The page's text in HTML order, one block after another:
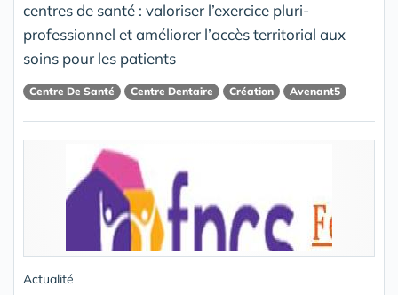
centres de santé : valoriser l’exercice pluri-
professionnel et améliorer l’accès territorial aux
soins pour les patients
Centre De Santé Centre Dentaire Création Avenant5
Actualité